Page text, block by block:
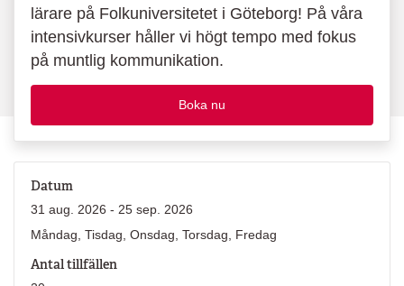
lärare på Folkuniversitetet i Göteborg! På våra
intensivkurser håller vi högt tempo med fokus
på muntlig kommunikation.
Boka nu
Datum
31 aug. 2026 - 25 sep. 2026
Måndag, Tisdag, Onsdag, Torsdag, Fredag
Antal tillfällen